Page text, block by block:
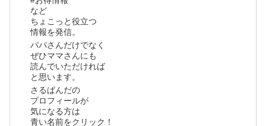
など
ちょこっと役立つ
情報を発信。
パパさんだけでなく
ぜひママさんにも
読んでいただければ
と思います。
さるぱんだの
プロフィールが
気になる方は
青い名前をクリック！